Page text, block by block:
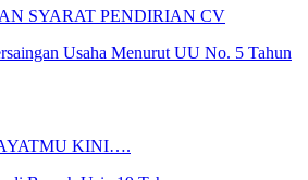
SYARAT PENDIRIAN CV
Usaha Menurut UU No. 5 Tahun
KINI….